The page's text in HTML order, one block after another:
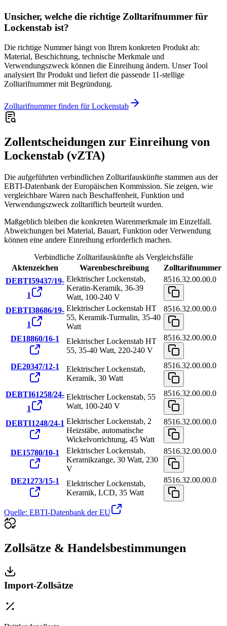
Unsicher, welche die richtige Zolltarifnummer für
Lockenstab ist?
Die richtige Nummer hängt von Ihrem konkreten Produkt ab:
Material, Beschichtung, technische Merkmale und
Verwendungszweck können die Einreihung ändern. Unser Tool
analysiert Ihr Produkt und liefert die passende 11-stellige
Zolltarifnummer mit Begründung.
Zolltarifnummer finden für Lockenstab
Zollentscheidungen zur Einreihung von
Lockenstab (vZTA)
Die aufgeführten verbindlichen Zolltarifauskünfte stammen aus der
EBTI-Datenbank der Europäischen Kommission. Sie zeigen, wie
vergleichbare Waren nach Beschaffenheit, Funktion und
Verwendungszweck zolltariflich beurteilt wurden.
Maßgeblich bleiben die konkreten Warenmerkmale im Einzelfall.
Abweichungen bei Material, Bauart, Funktion oder Verwendung
können eine andere Einreihung erforderlich machen.
Verbindliche Zolltarifauskünfte als Vergleichsfälle
Aktenzeichen
Warenbeschreibung
Zolltarifnummer
DEBTI59437/19-
1
Elektrischer Lockenstab,
Keratin-Keramik, 36-39
Watt, 100-240 V
8516.32.00.00.0
DEBTI38686/19-
1
Elektrischer Lockenstab HT
55, Keramik-Turmalin, 35-40
Watt
8516.32.00.00.0
DE18860/16-1
Elektrischer Lockenstab HT
55, 35-40 Watt, 220-240 V
8516.32.00.00.0
DE20347/12-1
Elektrischer Lockenstab,
Keramik, 30 Watt
8516.32.00.00.0
DEBTI61258/24-
1
Elektrischer Lockenstab, 55
Watt, 100-240 V
8516.32.00.00.0
DEBTI1248/24-1 Elektrischer Lockenstab, 2
Heizstäbe, automatische
Wickelvorrichtung, 45 Watt
8516.32.00.00.0
DE15780/10-1
Elektrischer Lockenstab,
Keramikzange, 30 Watt, 230
V
8516.32.00.00.0
DE21273/15-1
Elektrischer Lockenstab,
Keramik, LCD, 35 Watt
8516.32.00.00.0
Quelle: EBTI-Datenbank der EU
Zollsätze & Handelsbestimmungen
Import-Zollsätze